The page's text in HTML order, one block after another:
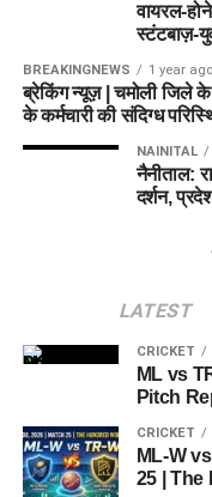
वायरल-
स्टंटबाज़-
BREAKINGNEWS 1 year ago
ब्रेकिंग न्यूज़ | चमोली जिले के
के कर्मचारी की संदिग्ध
NAINITAL
नैनीताल:
दर्शन,
LATEST
CRICKET
ML vs
Pitch
CRICKET
ML-W
25 | The